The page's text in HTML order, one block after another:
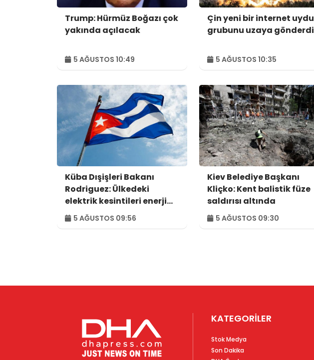
Trump: Hürmüz Boğazı çok
yakında açılacak
5 AĞUSTOS 10:49
Çin yeni bir internet uydu
grubunu uzaya gönderdi
5 AĞUSTOS 10:35
Küba Dışişleri Bakanı
Rodriguez: Ülkedeki
elektrik kesintileri enerji
alanındaki kuşatmanın
sonucu
5 AĞUSTOS 09:56
Kiev Belediye Başkanı
Kliçko: Kent balistik füze
saldırısı altında
5 AĞUSTOS 09:30
KATEGORİLER
Stok Medya
Son Dakika